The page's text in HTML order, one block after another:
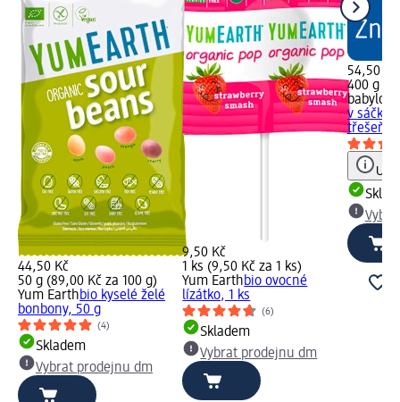
44,50 Kč
50 g (89,00 Kč za 100 g)
Yum Earthbio kyselé želé
bonbony, 50 g
(4)
Skladem
Vybrat prodejnu dm
9,50 Kč
1 ks (9,50 Kč za 1 ks)
Yum Earthbio ovocné
lízátko, 1 ks
(6)
Skladem
Vybrat prodejnu dm
54,50 Kč
400 g
babylove
v sáčku